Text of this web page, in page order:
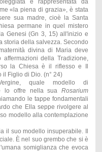
«la piena di grazia», è stata
sua madre, cioè la Santa
permane in quel mistero
Genesi (Gn 3, 15) all'inizio e
storia della salvezza. Secondo
divina di Maria deve
della Tradizione,
la Chiesa è il riflesso e Il
Figlio di Dio. (n° 24)
quale modello di
lo offre nella suaRosarium
le tappe fondamentali
che Ella seppe rivolgere al
modello alla contemplazione
il suo modello insuperabile. Il
È nel suo grembo che si è
somiglianza che evoca